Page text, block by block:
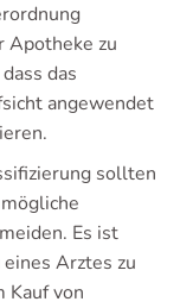
Apotheke zu
das
angewendet
sollten
Es ist
Arztes zu
Kauf von